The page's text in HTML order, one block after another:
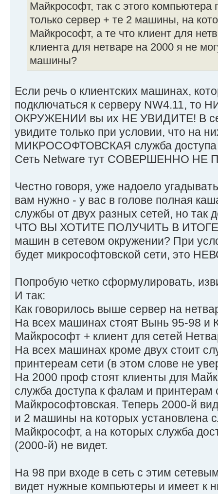
Майкрософт, так с этого
только сервер + те 2 машины, на
Майкрософт, а те что клиент для
клиента для нетваре на 2000 я не
машины?
Если речь о клиентских машинах,
подключаться к серверу NW4.11,
ОКРУЖЕНИИ вы их НЕ УВИДИТЕ! В
увидите только при условии, что на
МИКРОСОФТОВСКАЯ служба доступа
Сеть Netware тут СОВЕРШЕННО НЕ
Честно говоря, уже надоело
вам нужно - у вас в голове полная
службы от двух разных сетей, но так
ЧТО ВЫ ХОТИТЕ ПОЛУЧИТЬ В ИТОГЕ?
машин в сетевом окружении? При
будет микрософтовской сети, это
Попробую четко сформулировать,
И так:
Как говорилось выше сервер на
На всех машинах стоят Вынь 95-98 и
Майкрософт + клиент для сетей
На всех машинах кроме двух стоит
принтереам сети (в этом слове не
На 2000 проф стоят клиенты для
служба доступа к фалам и принтерам
Майкрософтовская. Теперь 2000-й
и 2 машины на которых установлена
Майкрософт, а на которых служба
(2000-й) не видет.
На 98 при входе в сеть с этим
видет нужные компьютеры и имеет к